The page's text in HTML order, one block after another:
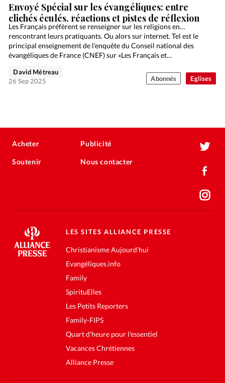
Eglises
Envoyé Spécial sur les évangéliques: entre
clichés éculés, réactions et pistes de réflexion
Les Français préfèrent se renseigner sur les religions en…
rencontrant leurs pratiquants. Ou alors sur internet. Tel est le
principal enseignement de l’enquête du Conseil national des
évangéliques de France (CNEF) sur «Les Français et…
David Métreau
26 Sep 2025
Abonnés
Acheter
Soutenir
Publicité
Nous contacter
LES SITES ALLIANCE PRESSE
Christianisme Aujourd'hui
Evangéliques.info
Family
SpirituElles
Les Petits Reporters
Family-FIPS
Quart d'heure pour l'essentiel
Vacances Chrétiennes
Alliance Presse